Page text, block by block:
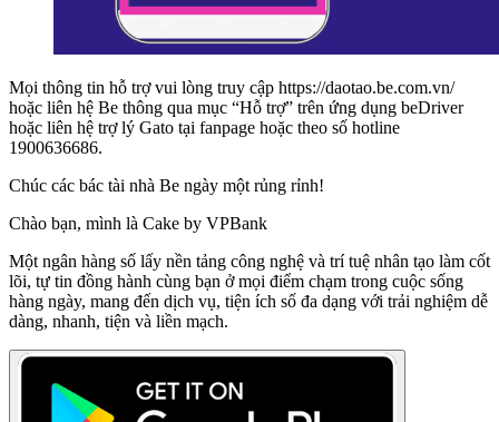
Mọi thông tin hỗ trợ vui lòng truy cập https://daotao.be.com.vn/
hoặc liên hệ Be thông qua mục “Hỗ trợ” trên ứng dụng beDriver
hoặc liên hệ trợ lý Gato tại fanpage hoặc theo số hotline
1900636686.
Chúc các bác tài nhà Be ngày một rủng rỉnh!
Chào bạn, mình là Cake by VPBank
Một ngân hàng số lấy nền tảng công nghệ và trí tuệ nhân tạo làm cốt
lõi, tự tin đồng hành cùng bạn ở mọi điểm chạm trong cuộc sống
hàng ngày, mang đến dịch vụ, tiện ích số đa dạng với trải nghiệm dễ
dàng, nhanh, tiện và liền mạch.